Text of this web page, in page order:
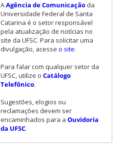
AAgência de Comunicaçãoda
Universidade Federal de Santa
Catarina é o setor responsável
pela atualização de notícias no
site da UFSC. Para solicitar uma
divulgação, acesse o site.
Para falar com qualquer setor da
UFSC, utilize o Catálogo
Telefônico.
Sugestões, elogios ou
reclamações devem ser
encaminhados para a Ouvidoria
da UFSC.